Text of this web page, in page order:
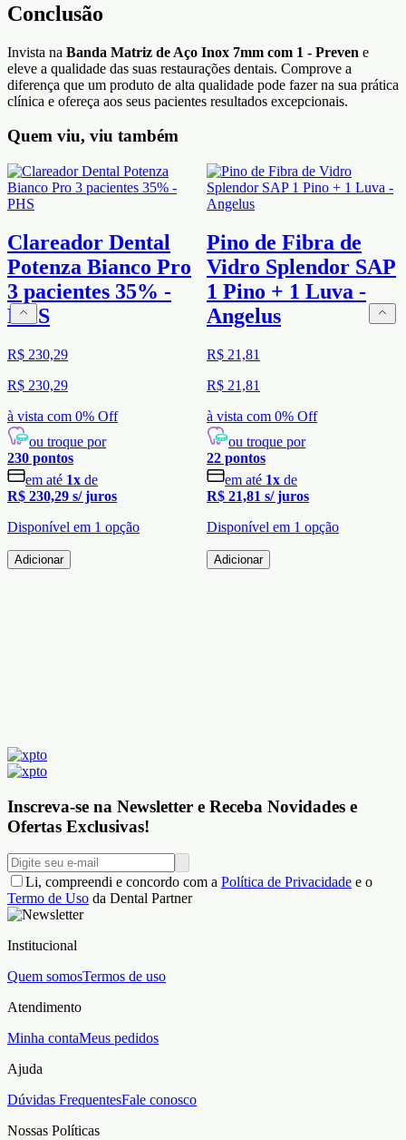
Conclusão
Invista na Banda Matriz de Aço Inox 7mm com 1 - Preven e
eleve a qualidade das suas restaurações dentais. Comprove a
diferença que um produto de alta qualidade pode fazer na sua prática
clínica e ofereça aos seus pacientes resultados excepcionais.
Quem viu, viu também
Clareador Dental
Potenza Bianco Pro
3 pacientes 35% -
PHS
R$ 230,29
R$ 230,29
à vista com 0% Off
ou troque por
230 pontos
em até 1x de
R$ 230,29 s/ juros
Disponível em 1 opção
Adicionar
Pino de Fibra de
Vidro Splendor SAP
1 Pino + 1 Luva -
Angelus
R$ 21,81
R$ 21,81
à vista com 0% Off
ou troque por
22 pontos
em até 1x de
R$ 21,81 s/ juros
Disponível em 1 opção
Adicionar
Inscreva-se na Newsletter e Receba Novidades e
Ofertas Exclusivas!
Li, compreendi e concordo com a Política de Privacidade e o
Termo de Uso da Dental Partner
Institucional
Quem somosTermos de uso
Atendimento
Minha contaMeus pedidos
Ajuda
Dúvidas FrequentesFale conosco
Nossas Políticas